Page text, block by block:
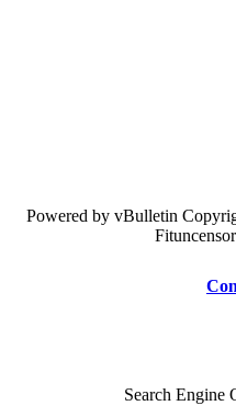
Powered by vBulletin
Search Engine